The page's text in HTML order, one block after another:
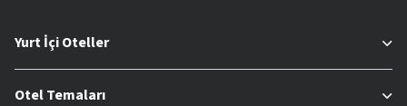
Yurt İçi Oteller
Otel Temaları